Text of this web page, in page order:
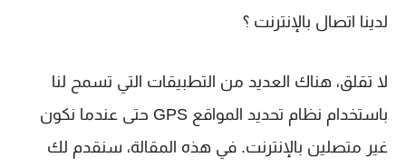
لدينا اتصال بالإنترنت ؟
لا تقلق، هناك العديد من التطبيقات التي تسمح لنا
باستخدام نظام تحديد المواقع GPS حتى عندما نكون
غير متصلين بالإنترنت. في هذه المقالة، سنقدم لك